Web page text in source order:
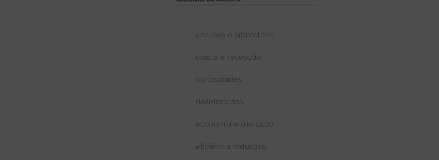
análises e laboratório
coleta e recepção
curiosidades
desidratados
economia e mercado
eficiência industrial